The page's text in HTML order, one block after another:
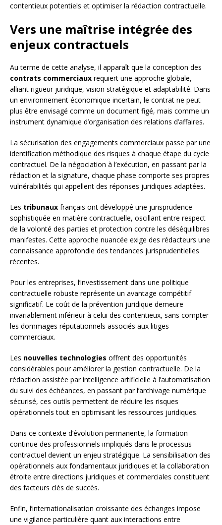
contentieux potentiels et optimiser la rédaction contractuelle.
Vers une maîtrise intégrée des
enjeux contractuels
Au terme de cette analyse, il apparaît que la conception des
contrats commerciaux requiert une approche globale,
alliant rigueur juridique, vision stratégique et adaptabilité. Dans
un environnement économique incertain, le contrat ne peut
plus être envisagé comme un document figé, mais comme un
instrument dynamique d’organisation des relations d’affaires.
La sécurisation des engagements commerciaux passe par une
identification méthodique des risques à chaque étape du cycle
contractuel. De la négociation à l’exécution, en passant par la
rédaction et la signature, chaque phase comporte ses propres
vulnérabilités qui appellent des réponses juridiques adaptées.
Les tribunaux français ont développé une jurisprudence
sophistiquée en matière contractuelle, oscillant entre respect
de la volonté des parties et protection contre les déséquilibres
manifestes. Cette approche nuancée exige des rédacteurs une
connaissance approfondie des tendances jurisprudentielles
récentes.
Pour les entreprises, l’investissement dans une politique
contractuelle robuste représente un avantage compétitif
significatif. Le coût de la prévention juridique demeure
invariablement inférieur à celui des contentieux, sans compter
les dommages réputationnels associés aux litiges
commerciaux.
Les nouvelles technologies offrent des opportunités
considérables pour améliorer la gestion contractuelle. De la
rédaction assistée par intelligence artificielle à l’automatisation
du suivi des échéances, en passant par l’archivage numérique
sécurisé, ces outils permettent de réduire les risques
opérationnels tout en optimisant les ressources juridiques.
Dans ce contexte d’évolution permanente, la formation
continue des professionnels impliqués dans le processus
contractuel devient un enjeu stratégique. La sensibilisation des
opérationnels aux fondamentaux juridiques et la collaboration
étroite entre directions juridiques et commerciales constituent
des facteurs clés de succès.
Enfin, l’internationalisation croissante des échanges impose
une vigilance particulière quant aux interactions entre